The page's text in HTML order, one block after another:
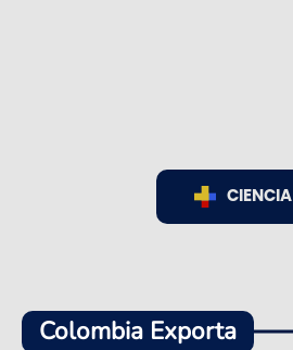
CIENCIA
Colombia Exporta